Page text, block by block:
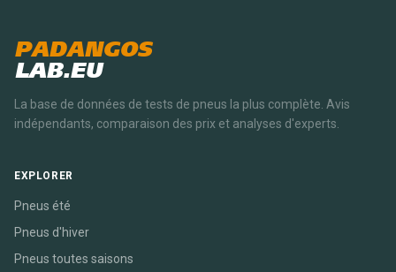
PADANGOS
LAB.EU
La base de données de tests de pneus la plus complète. Avis
indépendants, comparaison des prix et analyses d'experts.
EXPLORER
Pneus été
Pneus d'hiver
Pneus toutes saisons